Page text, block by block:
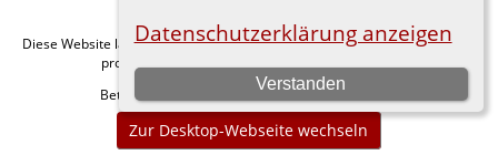
Datenschutzerklärung anzeigen
Verstanden
Diese Website läuft mitThe Next Generation of Genealogy Sitebuildingv. 15.0.1,
programmiert von Darrin Lythgoe © 2001-2026.
Betreut von
. |Datenschutzerklärung
Zur Desktop-Webseite wechseln